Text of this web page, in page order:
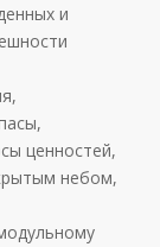
и
ценностей,
небом,